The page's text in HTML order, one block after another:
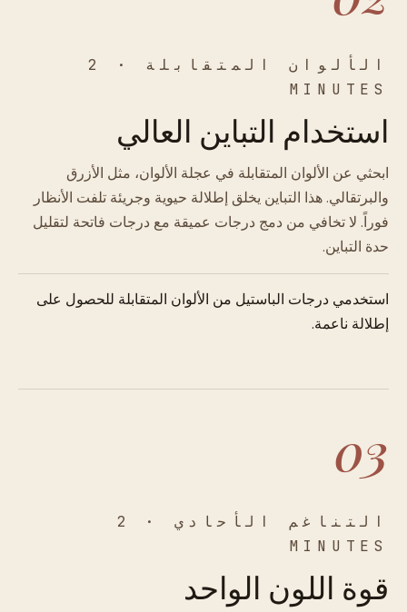
الألوان المتقابلة · 2
MINUTES
استخدام التباين العالي
ابحثي عن الألوان المتقابلة في عجلة الألوان، مثل الأزرق
والبرتقالي. هذا التباين يخلق إطلالة حيوية وجريئة تلفت الأنظار
فوراً. لا تخافي من دمج درجات عميقة مع درجات فاتحة لتقليل
حدة التباين.
استخدمي درجات الباستيل من الألوان المتقابلة للحصول على
إطلالة ناعمة.
03
التناغم الأحادي · 2
MINUTES
قوة اللون الواحد